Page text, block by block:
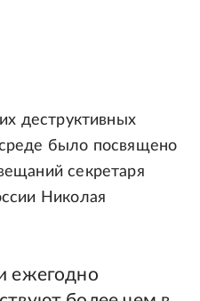
деструктивных
было посвящено
секретаря
Николая
ежегодно